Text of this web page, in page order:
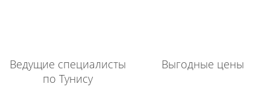
Ведущие специалисты
по Тунису
Выгодные цены